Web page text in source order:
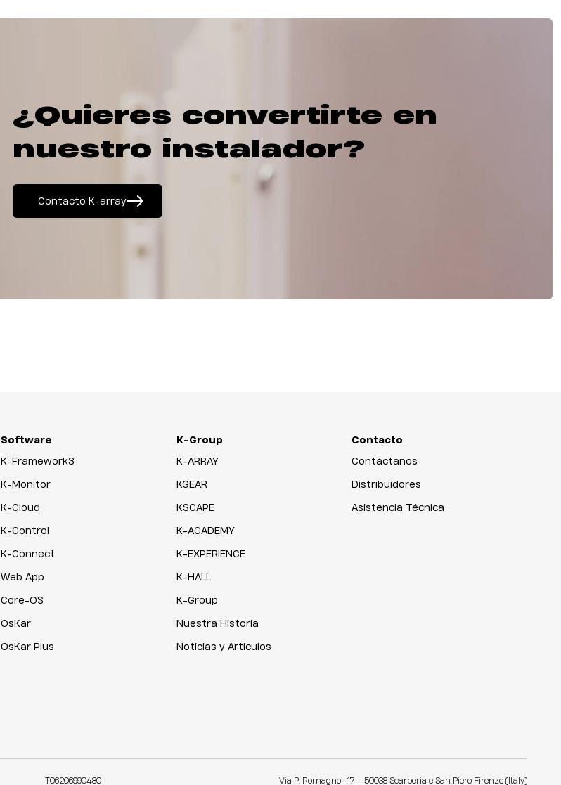
¿Quieres convertirte en
nuestro instalador?
Contacto K-array
Software
K-Framework3
K-Monitor
K-Cloud
K-Control
K-Connect
Web App
Core-OS
OsKar
OsKar Plus
K-Group
K-ARRAY
KGEAR
KSCAPE
K-ACADEMY
K-EXPERIENCE
K-HALL
K-Group
Nuestra Historia
Noticias y Articulos
Contacto
Contáctanos
Distribuidores
Asistencia Técnica
IT06206990480 Via P. Romagnoli 17 - 50038 Scarperia e San Piero Firenze (Italy)